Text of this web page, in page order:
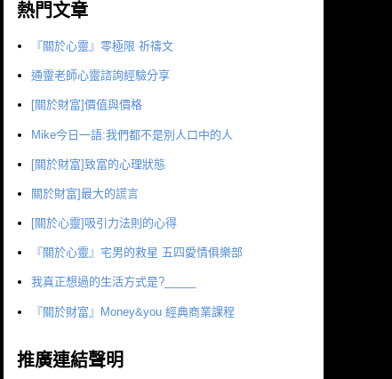
熱門文章
『關於心靈』零極限 祈禱文
通靈老師心靈諮詢經驗分享
[關於財富]價值與價格
Mike今日一語:我們都不是別人口中的人
[關於財富]致富的心理狀態
關於財富]最大的謊言
[關於心靈]吸引力法則的心得
『關於心靈』宅男的救星 五四愛情俱樂部
我真正想過的生活方式是?_____
『關於財富』Money&you 經典商業課程
推廣連結聲明